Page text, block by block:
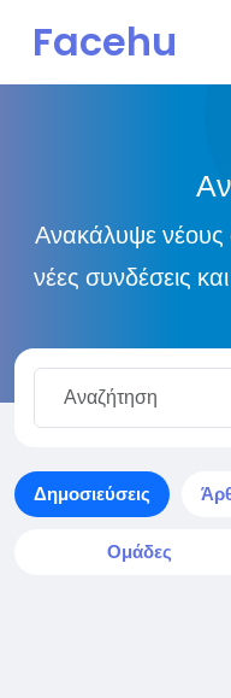
Facehu
Ανακάλυψε
νέες συνδέσεις
Δημοσιεύσεις
Ομάδες